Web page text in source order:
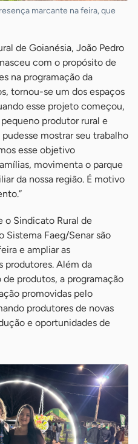
marcante na feira, que
de Goianésia, João Pedro
com o propósito de
na programação da
tornou-se um dos espaços
esse projeto começou,
produtor rural e
mostrar seu trabalho
esse objetivo
movimenta o parque
da nossa região. É motivo
o Sindicato Rural de
Sistema Faeg/Senar são
e ampliar as
produtores. Além da
produtos, a programação
promovidas pelo
produtores de novas
e oportunidades de